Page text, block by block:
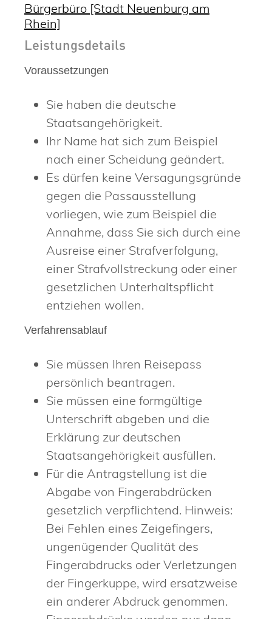
Bürgerbüro [Stadt Neuenburg am
Rhein]
Leistungsdetails
Voraussetzungen
Sie haben die deutsche
Staatsangehörigkeit.
Ihr Name hat sich zum Beispiel
nach einer Scheidung geändert.
Es dürfen keine Versagungsgründe
gegen die Passausstellung
vorliegen, wie zum Beispiel die
Annahme, dass Sie sich durch eine
Ausreise einer Strafverfolgung,
einer Strafvollstreckung oder einer
gesetzlichen Unterhaltspflicht
entziehen wollen.
Verfahrensablauf
Sie müssen Ihren Reisepass
persönlich beantragen.
Sie müssen eine formgültige
Unterschrift abgeben und die
Erklärung zur deutschen
Staatsangehörigkeit ausfüllen.
Für die Antragstellung ist die
Abgabe von Fingerabdrücken
gesetzlich verpflichtend. Hinweis:
Bei Fehlen eines Zeigefingers,
ungenügender Qualität des
Fingerabdrucks oder Verletzungen
der Fingerkuppe, wird ersatzweise
ein anderer Abdruck genommen.